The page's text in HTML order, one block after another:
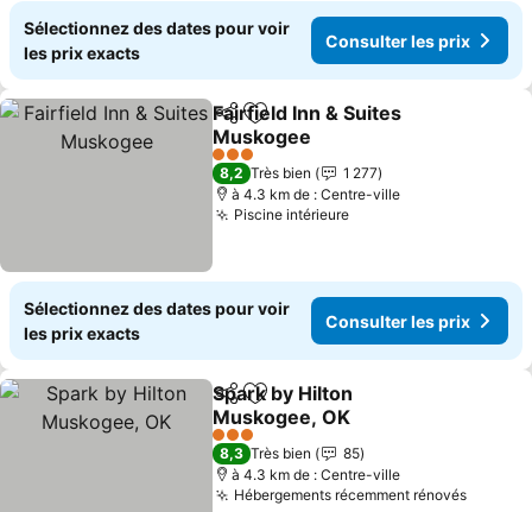
Sélectionnez des dates pour voir
les prix exacts
Consulter les prix
PartagerAjouter à mes favoris
Fairfield Inn & Suites
Muskogee
Consulter les prix
3 Étoiles
8,2 Très bien
1 277
à 4.3 km de : Centre-ville
Piscine intérieureConsulter les prix
Sélectionnez des dates pour voir
les prix exacts
Consulter les prix
PartagerAjouter à mes favoris
Spark by Hilton
Muskogee, OK
Consulter les prix
3 Étoiles
8,3 Très bien
85
à 4.3 km de : Centre-ville
Hébergements récemment rénovés